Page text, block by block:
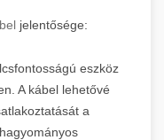
jelentősége:
eszköz
A kábel lehetővé
a